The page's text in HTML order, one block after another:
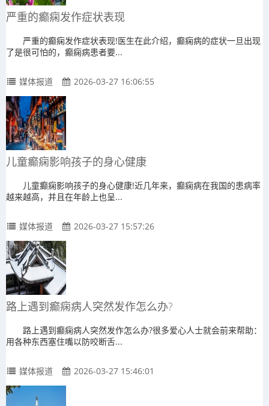
严重的癫痫发作症状表现
严重的癫痫发作症状表现!医生在此介绍，癫痫病的症状一旦出现
了是很可怕的，癫痫病患者要...
媒体报道 2026-03-27 16:06:55
儿童癫痫影响孩子的身心健康
儿童癫痫影响孩子的身心健康!近几年来，癫痫病在我国的患病率
越来越高，并且在年龄上也呈...
媒体报道 2026-03-27 15:57:26
路上遇到癫痫病人突然发作怎么办?
路上遇到癫痫病人突然发作怎么办?很多爱心人士就会前来帮助：
用各种东西塞住嘴以防咬断舌...
媒体报道 2026-03-27 15:46:01